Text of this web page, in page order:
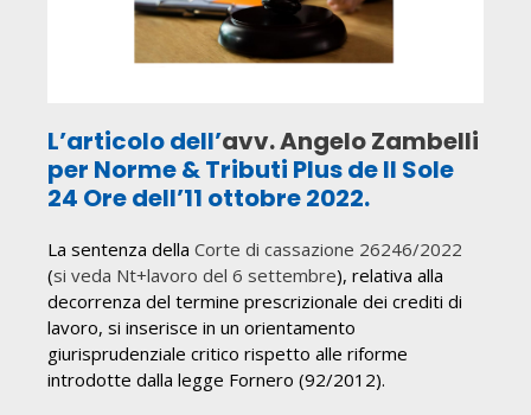
L’articolo dell’avv. Angelo Zambelli
per Norme & Tributi Plus de Il Sole
24 Ore dell’11 ottobre 2022.
La sentenza della Corte di cassazione 26246/2022
(si veda Nt+lavoro del 6 settembre), relativa alla
decorrenza del termine prescrizionale dei crediti di
lavoro, si inserisce in un orientamento
giurisprudenziale critico rispetto alle riforme
introdotte dalla legge Fornero (92/2012).